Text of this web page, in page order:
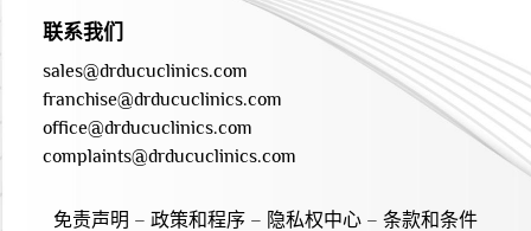
联系我们
sales@drducuclinics.com
franchise@drducuclinics.com
office@drducuclinics.com
complaints@drducuclinics.com
免责声明 – 政策和程序 – 隐私权中心 – 条款和条件